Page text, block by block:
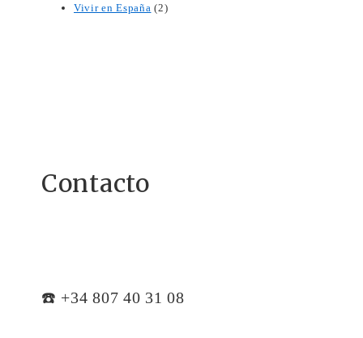
Vivir en España (2)
Contacto
☎️ +34 807 40 31 08